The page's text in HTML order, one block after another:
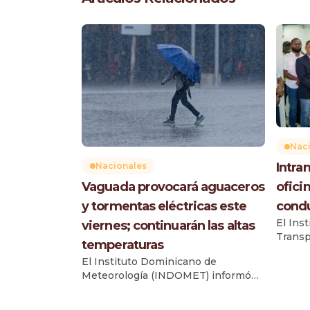
Nacionales
Vaguada provocará aguaceros
y tormentas eléctricas este
viernes; continuarán las altas
temperaturas
El Instituto Dominicano de
Meteorología (INDOMET) informó
El